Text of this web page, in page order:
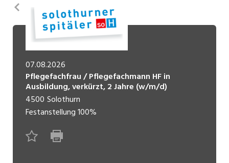
Lehrstelle
Ferienjob
POSITION
Führungsposition
Management / Kader
Consulting, Human Resources
Einkauf, Logistik, Transport, Verkehr
Engineering, Technik, Architektur
Finanzen, Controlling, Treuhand, Recht
Gartenbau, Landwirtschaft, Forstwirtschaft
Lebensmittel
Zurück
07.08.2026
Pflegefachfrau / Pflegefachmann HF in
Ausbildung, verkürzt, 2 Jahre (w/m/d)
4500 Solothurn
Festanstellung100%